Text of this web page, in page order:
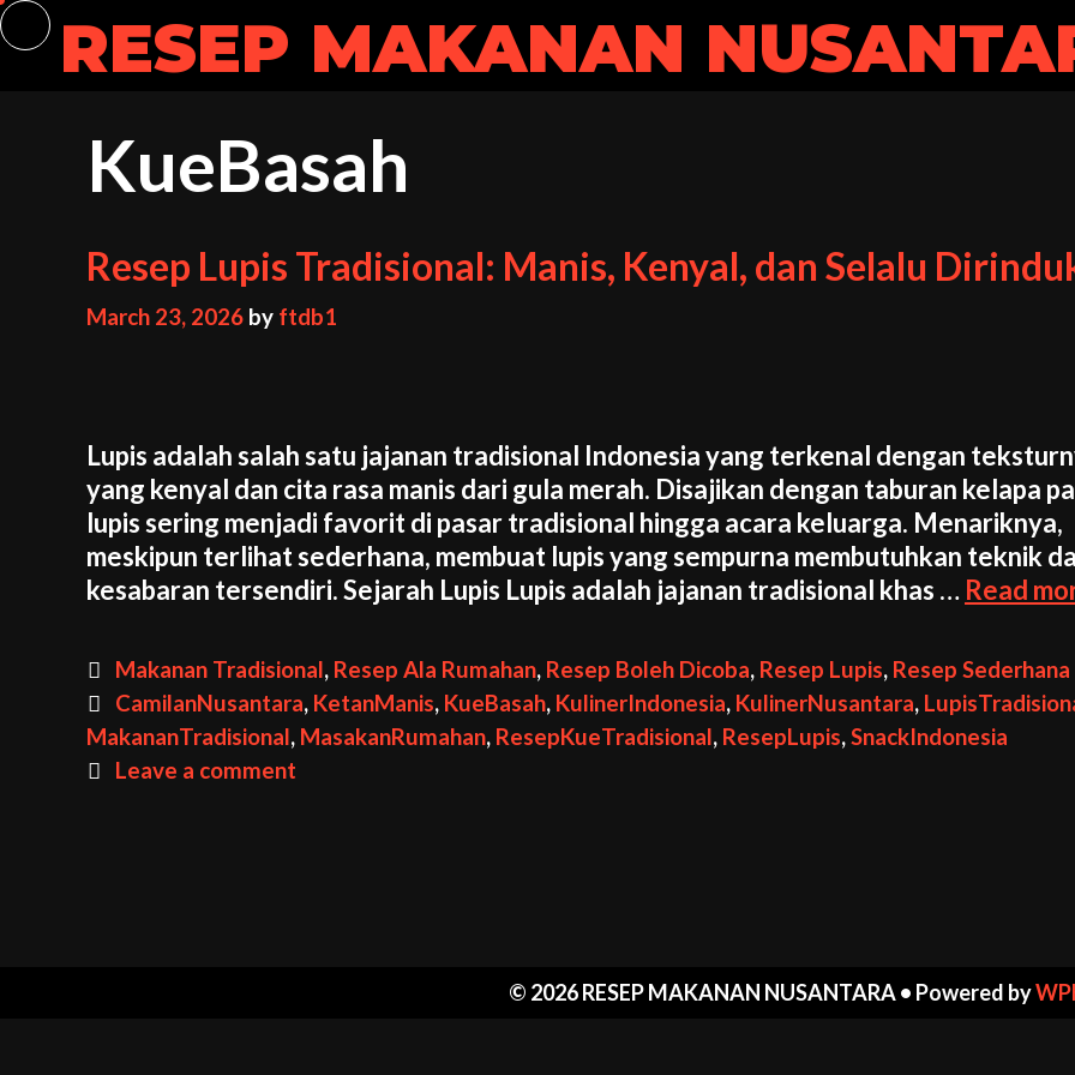
Skip
to
contentRESEP MAKANAN
KueBasah
Resep Lupis Tradisional: Manis, Kenyal, dan Selalu
March 23, 2026 by ftdb1
Lupis adalah salah satu jajanan tradisional Indonesia yang terkenal dengan
yang kenyal dan cita rasa manis dari gula merah. Disajikan dengan taburan kelapa
lupis sering menjadi favorit di pasar tradisional hingga acara keluarga. Menariknya,
meskipun terlihat sederhana, membuat lupis yang sempurna membutuhkan teknik
kesabaran tersendiri. Sejarah Lupis Lupis adalah jajanan tradisional khas … Read
Categories
Makanan Tradisional, Resep Ala Rumahan, Resep Boleh Dicoba, Resep Lupis, Resep Sederhana
Tags
CamilanNusantara, KetanManis, KueBasah, KulinerIndonesia, KulinerNusantara,
MakananTradisional, MasakanRumahan, ResepKueTradisional, ResepLupis,SnackIndonesia
Leave a comment
© 2026 RESEP MAKANAN NUSANTARA• Powered by